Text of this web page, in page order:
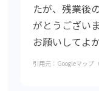
たが、残業後
がとうござい
お願いしてよ
引用元：Googleマッ